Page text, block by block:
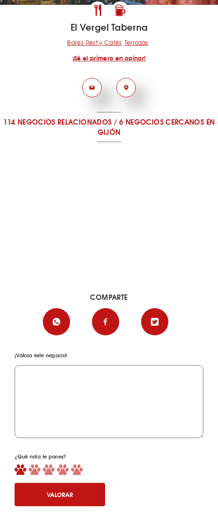
El Vergel Taberna
Bares Rest y Cafés Terrazas
¡Sé el primero en opinar!
114 NEGOCIOS RELACIONADOS /6 NEGOCIOS CERCANOS EN
GIJÓN
¡Valora este negocio!
¿Qué nota le pones?
VALORAR
COMPARTE